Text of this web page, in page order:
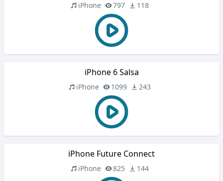
iPhone 797 118
iPhone 6 Salsa
iPhone 1099 243
iPhone Future Connect
iPhone 825 144